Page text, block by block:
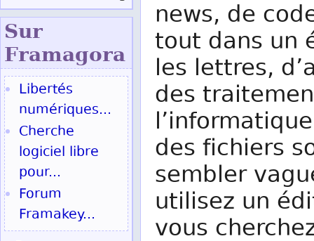
news, de
tout dans un
les lettres,
des
des fichiers
sembler
utilisez un
vous
Sur
Framagora
Libertés
numériques...
Cherche
logiciel libre
pour...
Forum
Framakey...